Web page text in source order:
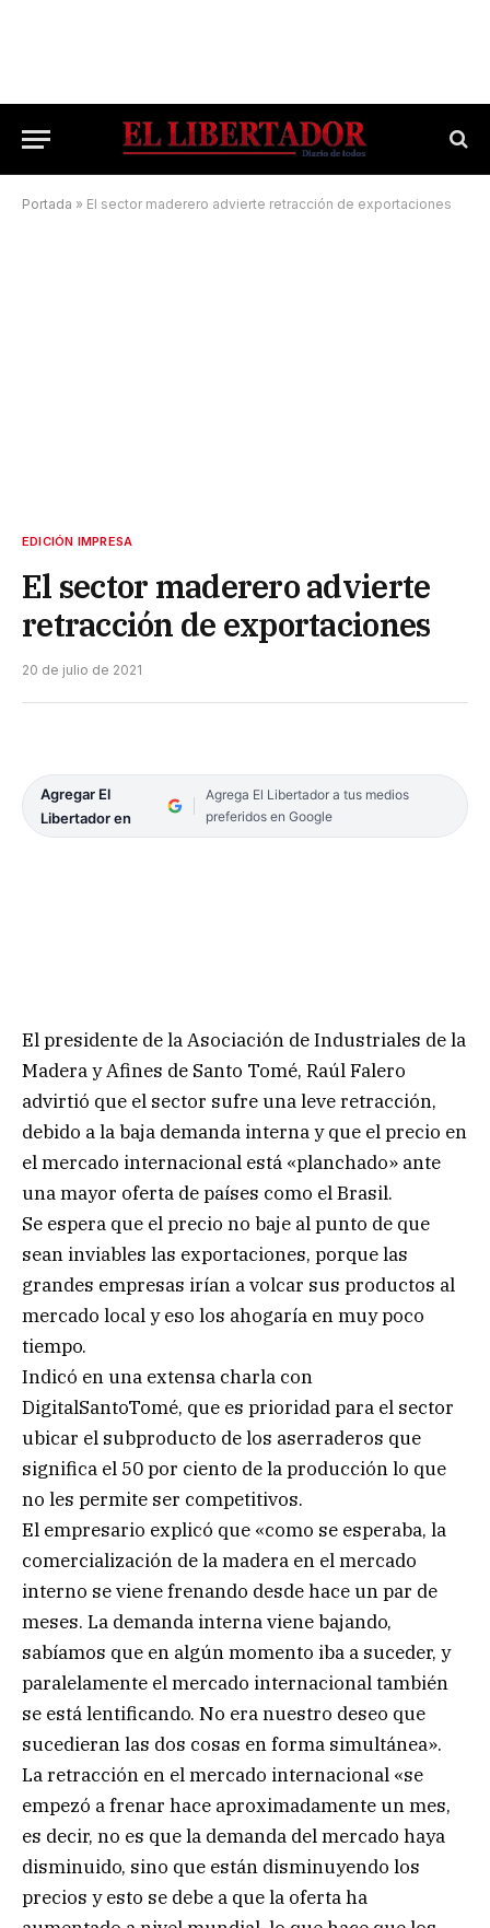
Portada » El sector maderero advierte retracción de exportaciones
EDICIÓN IMPRESA
El sector maderero advierte
retracción de exportaciones
20 de julio de 2021
Agregar El
Libertador en
Agrega El Libertador a tus medios
preferidos en Google
El presidente de la Asociación de Industriales de la
Madera y Afines de Santo Tomé, Raúl Falero
advirtió que el sector sufre una leve retracción,
debido a la baja demanda interna y que el precio en
el mercado internacional está «planchado» ante
una mayor oferta de países como el Brasil.
Se espera que el precio no baje al punto de que
sean inviables las exportaciones, porque las
grandes empresas irían a volcar sus productos al
mercado local y eso los ahogaría en muy poco
tiempo.
Indicó en una extensa charla con
DigitalSantoTomé, que es prioridad para el sector
ubicar el subproducto de los aserraderos que
significa el 50 por ciento de la producción lo que
no les permite ser competitivos.
El empresario explicó que «como se esperaba, la
comercialización de la madera en el mercado
interno se viene frenando desde hace un par de
meses. La demanda interna viene bajando,
sabíamos que en algún momento iba a suceder, y
paralelamente el mercado internacional también
se está lentificando. No era nuestro deseo que
sucedieran las dos cosas en forma simultánea».
La retracción en el mercado internacional «se
empezó a frenar hace aproximadamente un mes,
es decir, no es que la demanda del mercado haya
disminuido, sino que están disminuyendo los
precios y esto se debe a que la oferta ha